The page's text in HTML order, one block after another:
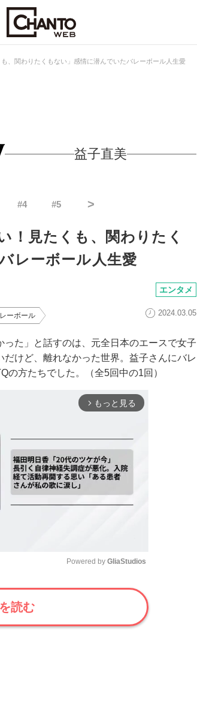
、関わりたくもない」感情に潜んでいたバレーボール人生愛
益子直美
#4 #5 >
！見たくも、関わりたく
レーボール人生愛
エンタメ
ーボール 2024.03.05
た」と話すのは、元全日本のエースで女子
けど、離れなかった世界。益子さんにバレ
の方たちでした。（全5回中の1回）
arrow_forward_ios もっと見る
Powered by GliaStudios
読む